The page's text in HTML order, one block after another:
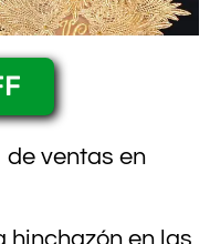
ventas en